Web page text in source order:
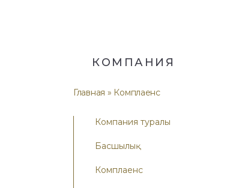
КОМПАНИЯ
Главная » Комплаенс
Компания туралы
Басшылық
Комплаенс